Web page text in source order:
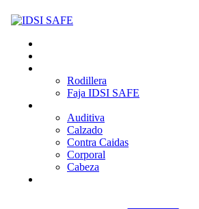
Rodillera
Faja IDSI SAFE
Auditiva
Calzado
Contra Caidas
Corporal
Cabeza